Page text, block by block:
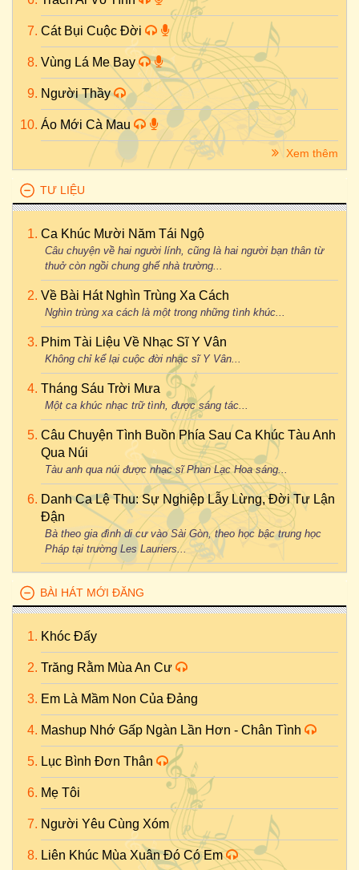
Cát Bụi Cuộc Đời
Vùng Lá Me Bay
Người Thầy
Áo Mới Cà Mau
Xem thêm
TƯ LIỆU
Ca Khúc Mười Năm Tái Ngộ
Câu chuyện về hai người lính, cũng là hai người bạn thân từ
thuở còn ngồi chung ghế nhà trường...
Về Bài Hát Nghìn Trùng Xa Cách
Nghìn trùng xa cách là một trong những tình khúc...
Phim Tài Liệu Về Nhạc Sĩ Y Vân
Không chỉ kể lại cuộc đời nhạc sĩ Y Vân...
Tháng Sáu Trời Mưa
Một ca khúc nhạc trữ tình, được sáng tác...
Câu Chuyện Tình Buồn Phía Sau Ca Khúc Tàu Anh
Qua Núi
Tàu anh qua núi được nhạc sĩ Phan Lạc Hoa sáng...
Danh Ca Lệ Thu: Sự Nghiệp Lẫy Lừng, Đời Tư Lận
Đận
Bà theo gia đình di cư vào Sài Gòn, theo học bậc trung học
Pháp tại trường Les Lauriers...
BÀI HÁT MỚI ĐĂNG
Khóc Đấy
Trăng Rằm Mùa An Cư
Em Là Mầm Non Của Đảng
Mashup Nhớ Gấp Ngàn Lần Hơn - Chân Tình
Lục Bình Đơn Thân
Mẹ Tôi
Người Yêu Cùng Xóm
Liên Khúc Mùa Xuân Đó Có Em